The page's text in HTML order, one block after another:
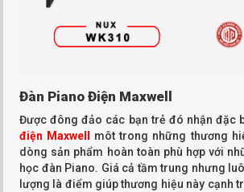
Đàn Piano Điện Maxwell
Được đông đảo các bạn trẻ đó nhận đặc
điện Maxwel
môt trong những thương
dòng sản phẩm hoàn toàn phù hợp với
học đàn Piano. Giá cả tầm trung nhưng
lượng là điểm giúp thương hiệu này cạnh